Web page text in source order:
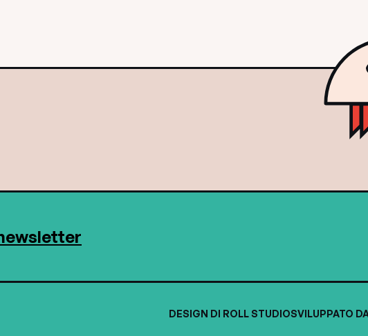
DESIGN DI ROLL STUDIOSVILUPPATO